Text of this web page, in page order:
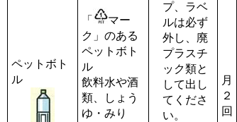
ペットボト
ル
「
マー
ク」のある
ペットボト
ル
飲料水や酒
類、しょう
ゆ・みり
プ、ラベ
ルは必ず
外し、廃
プラスチ
ック類と
して出し
てくださ
い。
月
２
回